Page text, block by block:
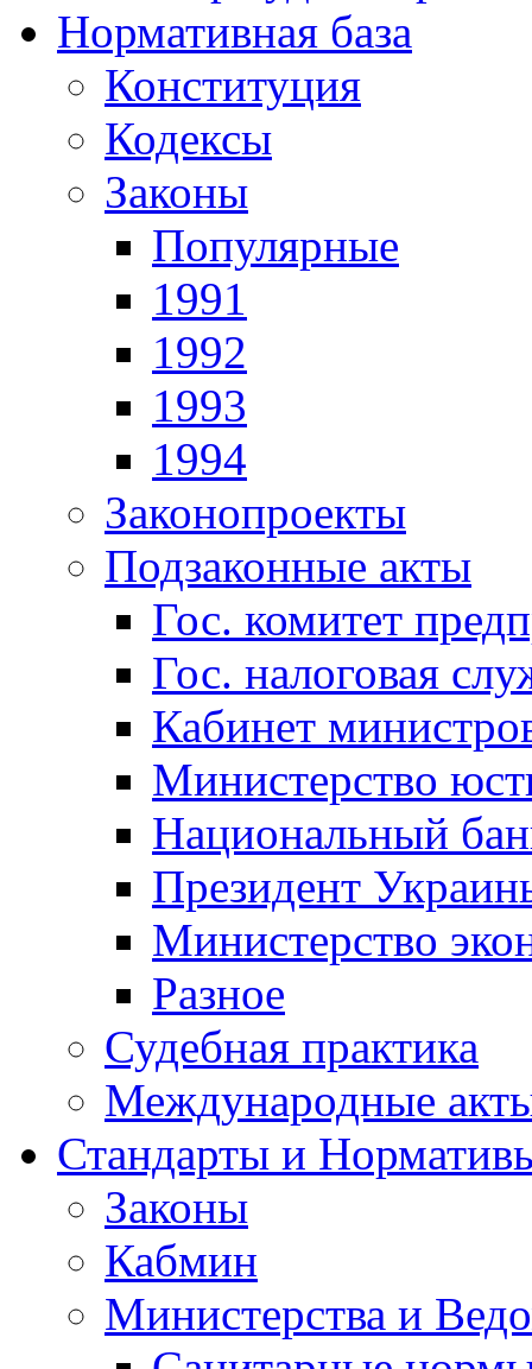
Нормативная база
Конституция
Кодексы
Законы
Популярные
1991
1992
1993
1994
Законопроекты
Подзаконные акты
Гос. комитет
Гос. налоговая
Кабинет
Министерство
Национальный
Президент
Министерство
Разное
Судебная практика
Международные
Стандарты и
Законы
Кабмин
Министерства и